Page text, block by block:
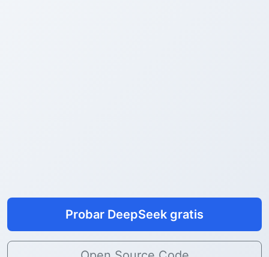
Probar DeepSeek gratis